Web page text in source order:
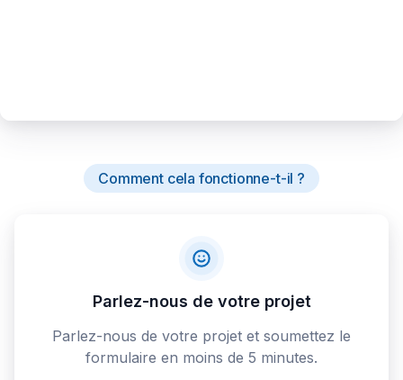
Comment cela fonctionne-t-il ?
Parlez-nous de votre projet
Parlez-nous de votre projet et soumettez le
formulaire en moins de 5 minutes.